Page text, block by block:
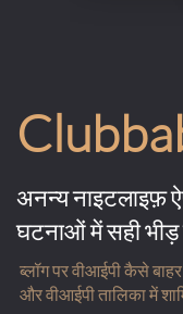
अनन्य नाइटलाइफ़
घटनाओं में सही भीड़
ब्लॉग पर वीआईपी कैसे
और वीआईपी तालिका में